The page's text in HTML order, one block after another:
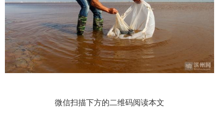
微信扫描下方的二维码阅读本文